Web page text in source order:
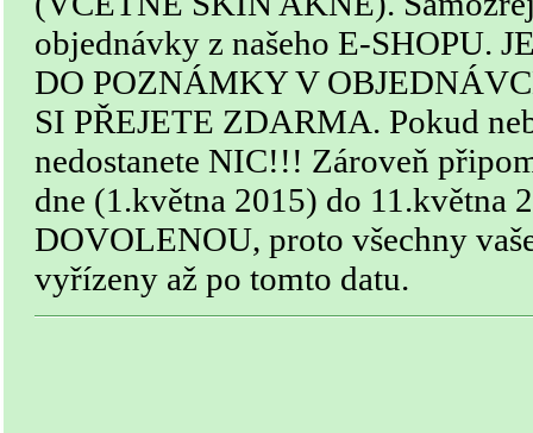
objednávky z našeho E-SHOPU.
DO POZNÁMKY V
SI PŘEJETE ZDARMA. Pokud
nedostanete NIC!!! Zároveň
dne (1.května 2015) do 11.května
DOVOLENOU, proto všechny
vyřízeny až po tomto datu.